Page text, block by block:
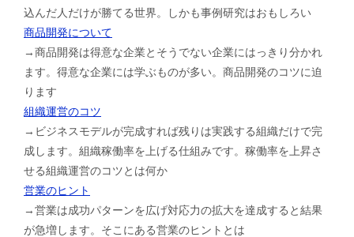
込んだ人だけが勝てる世界。しかも事例研究はおもしろい
商品開発について
→商品開発は得意な企業とそうでない企業にはっきり分かれ
ます。得意な企業には学ぶものが多い。商品開発のコツに迫
ります
組織運営のコツ
→ビジネスモデルが完成すれば残りは実践する組織だけで完
成します。組織稼働率を上げる仕組みです。稼働率を上昇さ
せる組織運営のコツとは何か
営業のヒント
→営業は成功パターンを広げ対応力の拡大を達成すると結果
が急増します。そこにある営業のヒントとは